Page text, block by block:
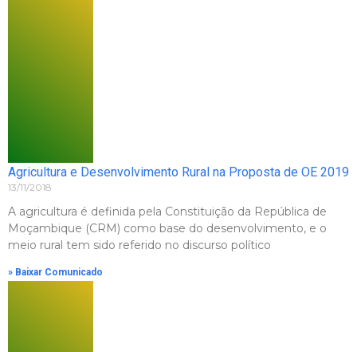
Agricultura e Desenvolvimento Rural na Proposta de OE 2019
13/11/2018
A agricultura é definida pela Constituição da República de
Moçambique (CRM) como base do desenvolvimento, e o
meio rural tem sido referido no discurso político
» Baixar Comunicado